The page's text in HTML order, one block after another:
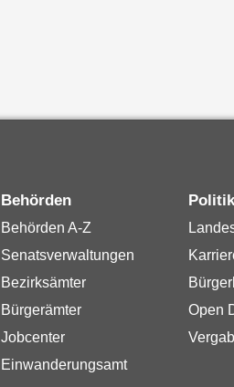
Behörden
Behörden A-Z
Senatsverwaltungen
Bezirksämter
Bürgerämter
Jobcenter
Einwanderungsamt
Open